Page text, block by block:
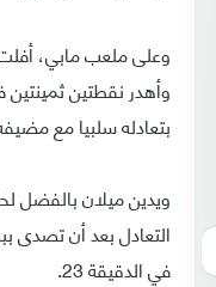
وعلى ملعب مابي،
وأهدر نقطتين
بتعادله سلبيا مع
ويدين ميلان بالفضل
التعادل بعد أن تصدى
في الدقيقة 23.